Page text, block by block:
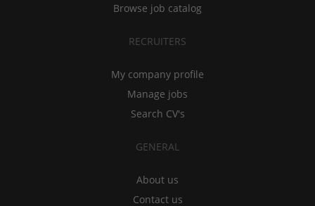
Browse job catalog
RECRUITERS
My company profile
Manage jobs
Search CV's
GENERAL
About us
Contact us